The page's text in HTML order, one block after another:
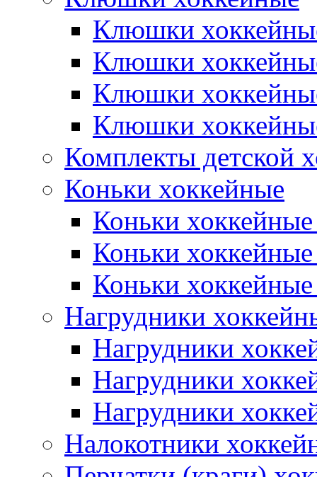
Клюшки
Клюшки
Клюшки
Клюшки
Комплекты детской
Коньки хоккейные
Коньки хоккейные
Коньки
Коньки
Нагрудники
Нагрудники
Нагрудники
Нагрудники
Налокотники